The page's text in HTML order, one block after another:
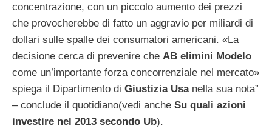
concentrazione, con un piccolo aumento dei prezzi
che provocherebbe di fatto un aggravio per miliardi di
dollari sulle spalle dei consumatori americani. «La
decisione cerca di prevenire che AB elimini Modelo
come un’importante forza concorrenziale nel mercato»
spiega il Dipartimento di Giustizia Usanella sua nota”
– conclude il quotidiano(vedi anche Su quali azioni
investire nel 2013 secondo Ub).